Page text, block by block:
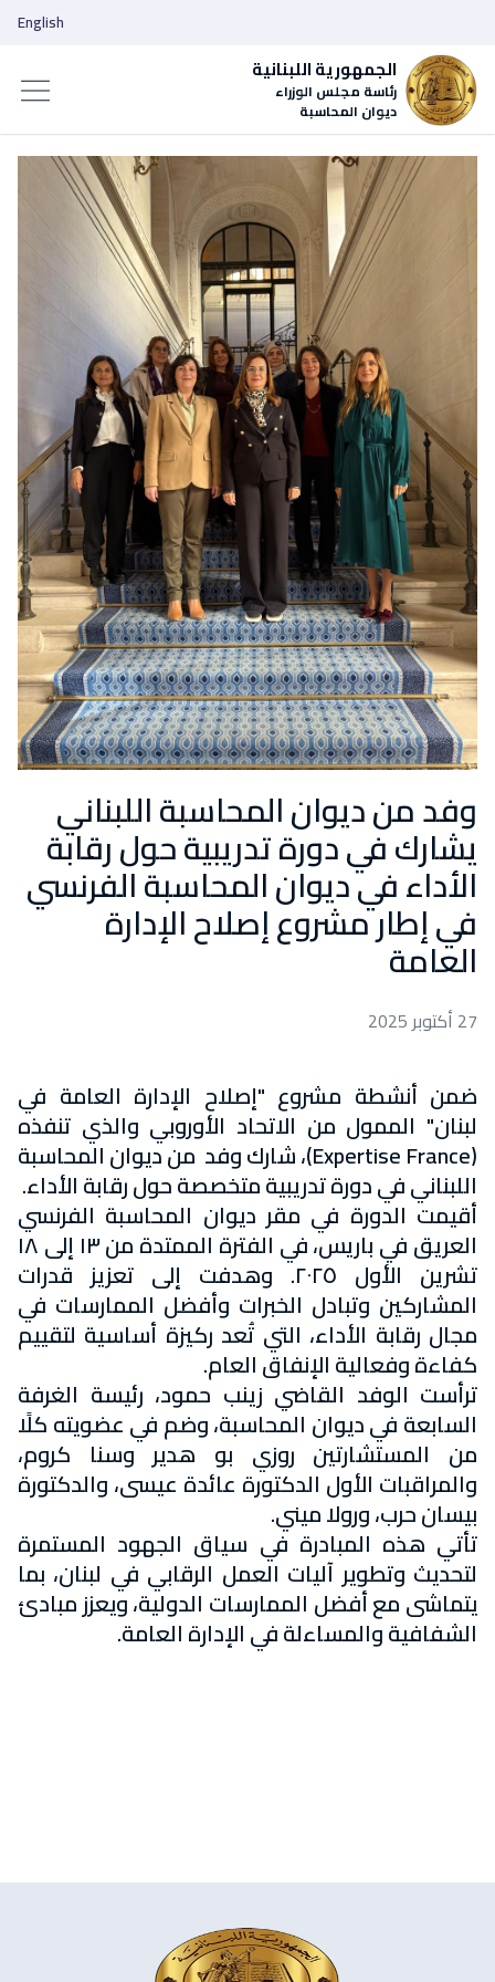
الجمهورية اللبنانية
رئاسة مجلس الوزراء
ديوان المحاسبة
English
وفد من ديوان المحاسبة اللبناني
يشارك في دورة تدريبية حول رقابة
الأداء في ديوان المحاسبة الفرنسي
في إطار مشروع إصلاح الإدارة
العامة
27 أكتوبر 2025
ضمن أنشطة مشروع "إصلاح الإدارة العامة في
لبنان" الممول من الاتحاد الأوروبي والذي تنفذه
(Expertise France)، شارك وفد من ديوان المحاسبة
اللبناني في دورة تدريبية متخصصة حول رقابة الأداء.
أقيمت الدورة في مقر ديوان المحاسبة الفرنسي
العريق في باريس، في الفترة الممتدة من ١٣ إلى ١٨
تشرين الأول ٢٠٢٥. وهدفت إلى تعزيز قدرات
المشاركين وتبادل الخبرات وأفضل الممارسات في
مجال رقابة الأداء، التي تُعد ركيزة أساسية لتقييم
كفاءة وفعالية الإنفاق العام.
ترأست الوفد القاضي زينب حمود، رئيسة الغرفة
السابعة في ديوان المحاسبة، وضم في عضويته كلًا
من المستشارتين روزي بو هدير وسنا كروم،
والمراقبات الأول الدكتورة عائدة عيسى، والدكتورة
بيسان حرب، ورولا ميني.
تأتي هذه المبادرة في سياق الجهود المستمرة
لتحديث وتطوير آليات العمل الرقابي في لبنان، بما
يتماشى مع أفضل الممارسات الدولية، ويعزز مبادئ
الشفافية والمساءلة في الإدارة العامة.